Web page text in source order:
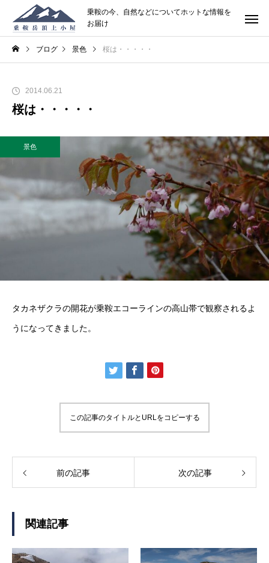
乗鞍の今、自然などについてホットな情報を
お届け
ブログ 景色 桜は・・・・・
2014.06.21
桜は・・・・・
景色
タカネザクラの開花が乗鞍エコーラインの高山帯で観察されるよ
うになってきました。
この記事のタイトルとURLをコピーする
前の記事 次の記事
関連記事